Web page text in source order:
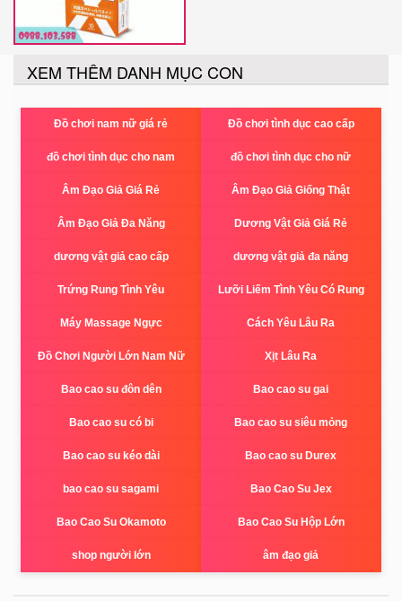
XEM THÊM DANH MỤC CON
Đồ chơi nam nữ giá rẻ Đồ chơi tình dục cao cấp
đồ chơi tình dục cho nam đồ chơi tình dục cho nữ
Âm Đạo Giả Giá Rẻ Âm Đạo Giả Giống Thật
Âm Đạo Giả Đa Năng Dương Vật Giả Giá Rẻ
dương vật giả cao cấp dương vật giả đa năng
Trứng Rung Tình Yêu Lưỡi Liếm Tình Yêu Có Rung
Máy Massage Ngực Cách Yêu Lâu Ra
Đồ Chơi Người Lớn Nam Nữ Xịt Lâu Ra
Bao cao su đôn dên Bao cao su gai
Bao cao su có bi Bao cao su siêu mỏng
Bao cao su kéo dài Bao cao su Durex
bao cao su sagami Bao Cao Su Jex
Bao Cao Su Okamoto Bao Cao Su Hộp Lớn
shop người lớn âm đạo giả